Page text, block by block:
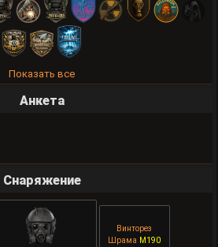
Показать все
Анкета
Снаряжение
Винторез
Шрама M190